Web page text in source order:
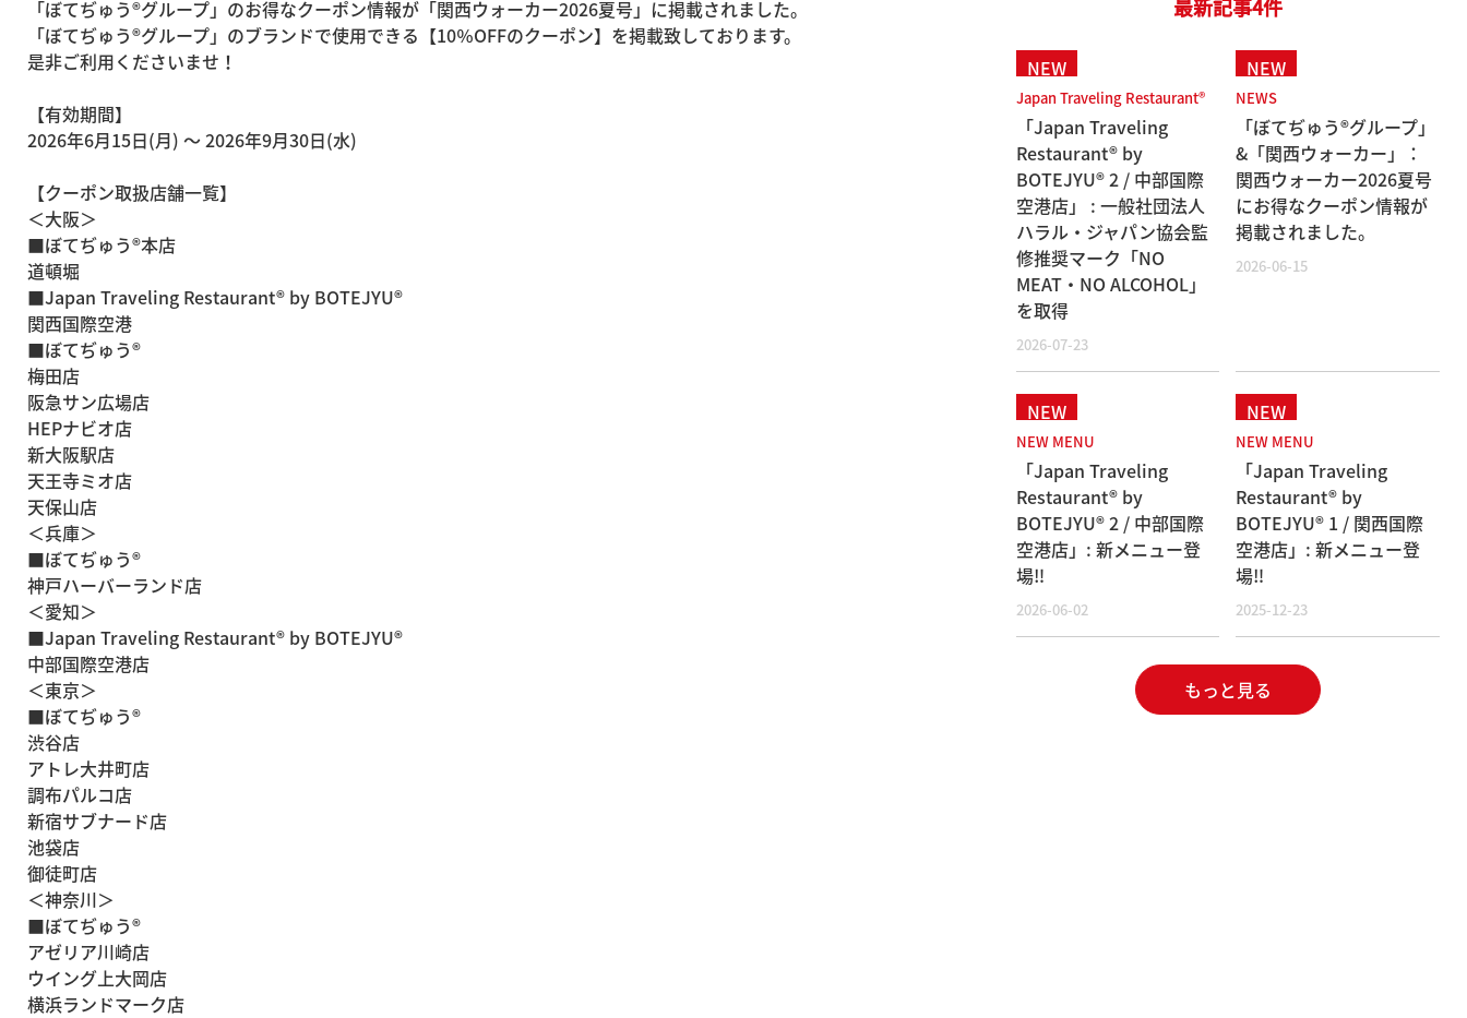
「ぼてぢゅう®グループ」のお得なクーポン情報が「関西ウォーカー2026夏号」に掲載されました。
「ぼてぢゅう®グループ」のブランドで使用できる【10％OFFのクーポン】を掲載致しております。
是非ご利用くださいませ！
【有効期間】
2026年6月15日(月) ～ 2026年9月30日(水)
【クーポン取扱店舗一覧】
＜大阪＞
■ぼてぢゅう®本店
道頓堀
■Japan Traveling Restaurant® by BOTEJYU®
関西国際空港
■ぼてぢゅう®
梅田店
阪急サン広場店
HEPナビオ店
新大阪駅店
天王寺ミオ店
天保山店
＜兵庫＞
■ぼてぢゅう®
神戸ハーバーランド店
＜愛知＞
■Japan Traveling Restaurant® by BOTEJYU®
中部国際空港店
＜東京＞
■ぼてぢゅう®
渋谷店
アトレ大井町店
調布パルコ店
新宿サブナード店
池袋店
御徒町店
＜神奈川＞
■ぼてぢゅう®
アゼリア川崎店
ウイング上大岡店
横浜ランドマーク店
最新記事4件
Japan Traveling Restaurant®
「Japan Traveling
Restaurant® by
BOTEJYU® 2 / 中部国際
空港店」 : 一般社団法人
ハラル・ジャパン協会監
修推奨マーク「NO
MEAT・NO ALCOHOL」
を取得
2026-07-23
NEWS
「ぼてぢゅう®グループ」
&「関西ウォーカー」：
関西ウォーカー2026夏号
にお得なクーポン情報が
掲載されました。
2026-06-15
NEW MENU
「Japan Traveling
Restaurant® by
BOTEJYU® 2 / 中部国際
空港店」: 新メニュー登
場‼️
2026-06-02
NEW MENU
「Japan Traveling
Restaurant® by
BOTEJYU® 1 / 関西国際
空港店」: 新メニュー登
場‼️
2025-12-23
もっと見る